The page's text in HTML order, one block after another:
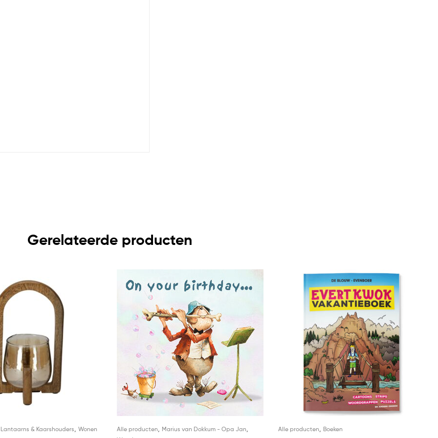
Gerelateerde producten
Lantaarns & Kaarshouders, Wonen Alle producten, Marius van Dokkum - Opa Jan, Alle producten, Boeken